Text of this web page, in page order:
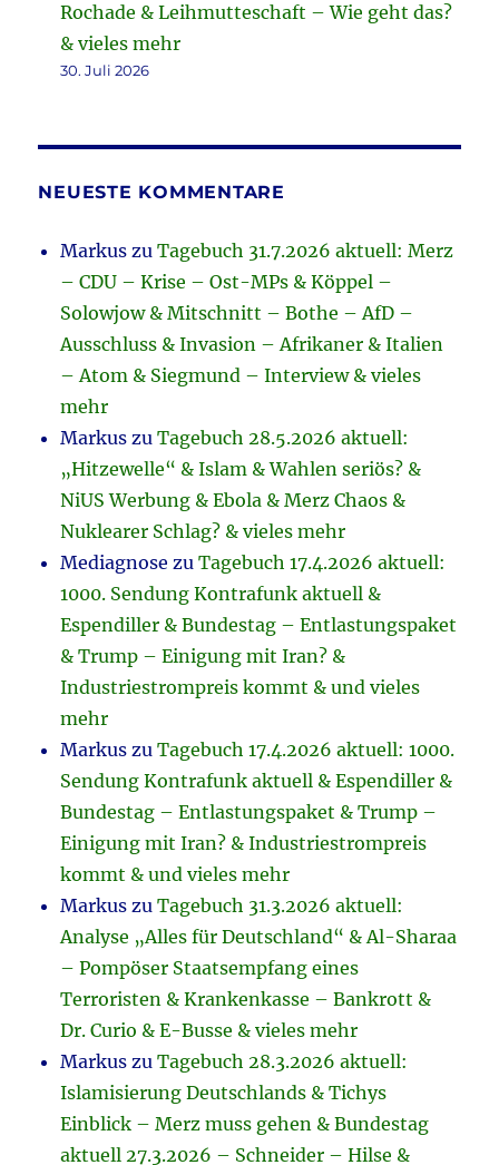
Rochade & Leihmutteschaft – Wie geht das?
& vieles mehr
30. Juli 2026
NEUESTE KOMMENTARE
Markus zuTagebuch 31.7.2026 aktuell: Merz
– CDU – Krise – Ost-MPs & Köppel –
Solowjow & Mitschnitt – Bothe – AfD –
Ausschluss & Invasion – Afrikaner & Italien
– Atom & Siegmund – Interview & vieles
mehr
Markus zuTagebuch 28.5.2026 aktuell:
„Hitzewelle“ & Islam & Wahlen seriös? &
NiUS Werbung & Ebola & Merz Chaos &
Nuklearer Schlag? & vieles mehr
Mediagnose zuTagebuch 17.4.2026 aktuell:
1000. Sendung Kontrafunk aktuell &
Espendiller & Bundestag – Entlastungspaket
& Trump – Einigung mit Iran? &
Industriestrompreis kommt & und vieles
mehr
Markus zuTagebuch 17.4.2026 aktuell: 1000.
Sendung Kontrafunk aktuell & Espendiller &
Bundestag – Entlastungspaket & Trump –
Einigung mit Iran? & Industriestrompreis
kommt & und vieles mehr
Markus zuTagebuch 31.3.2026 aktuell:
Analyse „Alles für Deutschland“ & Al-Sharaa
– Pompöser Staatsempfang eines
Terroristen & Krankenkasse – Bankrott &
Dr. Curio & E-Busse & vieles mehr
Markus zuTagebuch 28.3.2026 aktuell:
Islamisierung Deutschlands & Tichys
Einblick – Merz muss gehen & Bundestag
aktuell 27.3.2026 – Schneider – Hilse &